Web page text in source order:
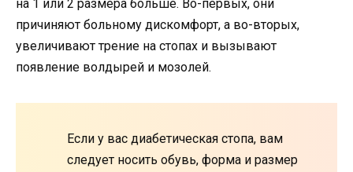
на 1 или 2 размера больше. Во-первых, они
причиняют больному дискомфорт, а во-вторых,
увеличивают трение на стопах и вызывают
появление волдырей и мозолей.
Если у вас диабетическая стопа, вам
следует носить обувь, форма и размер